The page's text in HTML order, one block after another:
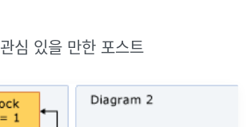
관심 있을 만한 포스트